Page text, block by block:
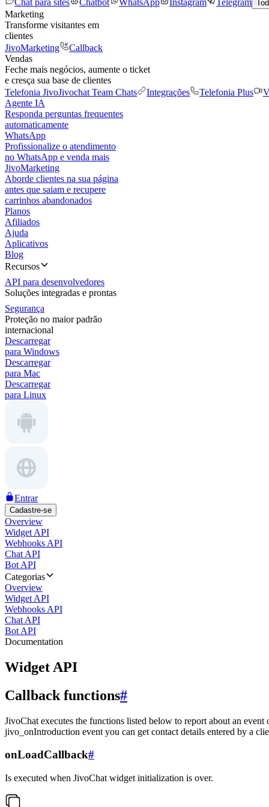
Chat para sites Chatbot WhatsApp Instagram Telegram
Marketing
Transforme visitantes em
clientes
JivoMarketing
Callback
Vendas
Feche mais negócios, aumente o ticket
e cresça sua base de clientes
Telefonia JivoJivochat Team Chats Integrações Telefonia Plus
Agente IA
Responda perguntas frequentes
automaticamente
WhatsApp
Profissionalize o atendimento
no WhatsApp e venda mais
JivoMarketing
Aborde clientes na sua página
antes que saiam e recupere
carrinhos abandonados
Planos
Afiliados
Ajuda
Aplicativos
Blog
Recursos
API para desenvolvedores
Soluções integradas e prontas
Segurança
Proteção no maior padrão
internacional
Descarregar
para Windows
Descarregar
para Mac
Descarregar
para Linux
Entrar
Cadastre-se
Overview
Widget API
Webhooks API
Chat API
Bot API
Categorias
Overview
Widget API
Webhooks API
Chat API
Bot API
Documentation
Widget API
Callback functions#
JivoChat executes the functions listed below to report about an
jivo_onIntroduction event you can get contact details entered by a
onLoadCallback#
Is executed when JivoChat widget initialization is over.